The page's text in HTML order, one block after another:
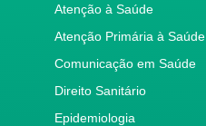
Atenção à Saúde
Atenção Primária à Saúde
Comunicação em Saúde
Direito Sanitário
Epidemiologia